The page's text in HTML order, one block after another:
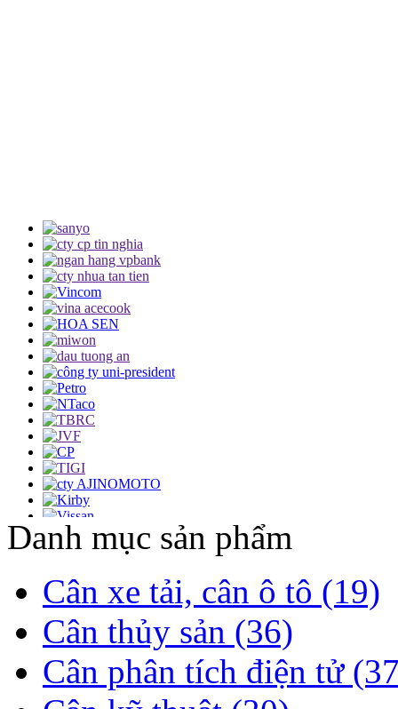
Danh mục sản phẩm
Cân xe tải, cân ô tô (19)
Cân thủy sản (36)
Cân phân tích điện tử